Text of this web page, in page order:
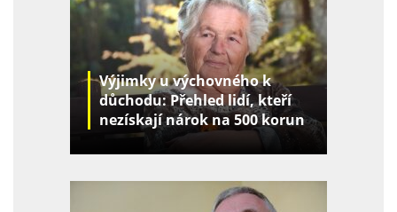
Výjimky u výchovného k
důchodu: Přehled lidí, kteří
nezískají nárok na 500 korun
za děti